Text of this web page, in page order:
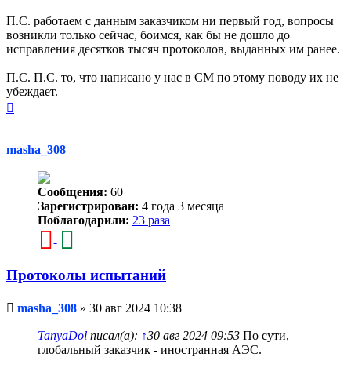
П.С. работаем с данным заказчиком ни первый год, вопросы
возникли только сейчас, боимся, как бы не дошло до
исправления десятков тысяч протоколов, выданных им ранее.
П.С. П.С. то, что написано у нас в СМ по этому поводу их не
убеждает.
masha_308
Сообщения: 60
Зарегистрирован: 4 года 3 месяца
Поблагодарили: 23 раза
Протоколы испытаний
Непрочитанное
сообщение
masha_308 » 30 авг 2024 10:38
TanyaDol писал(а): ↑30 авг 2024 09:53 По сути,
глобальный заказчик - иностранная АЭС.